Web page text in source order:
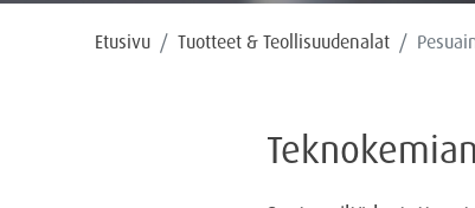
Etusivu Tuotteet & Teollisuudenalat